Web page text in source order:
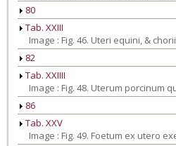
80
Tab. XXIII
Image : Fig. 46. Uteri equini, &
82
Tab. XXIIII
Image : Fig. 48. Uterum porcinum
86
Tab. XXV
Image : Fig. 49. Foetum ex utero